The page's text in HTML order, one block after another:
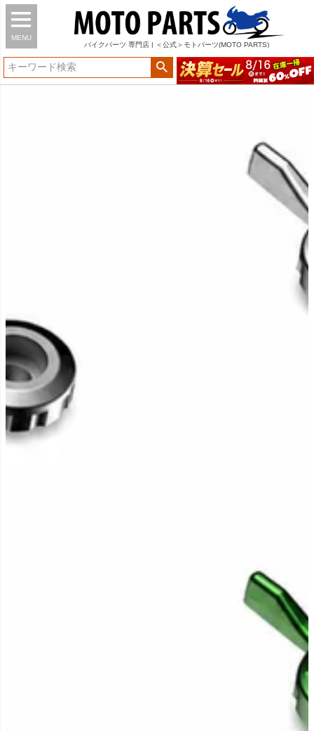
MENU
バイク パーツ 専門店 | ＜公式＞モトパーツ(MOTO PARTS)